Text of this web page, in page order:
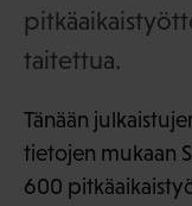
taitettua.
Tänään
tietojen mukaan
600